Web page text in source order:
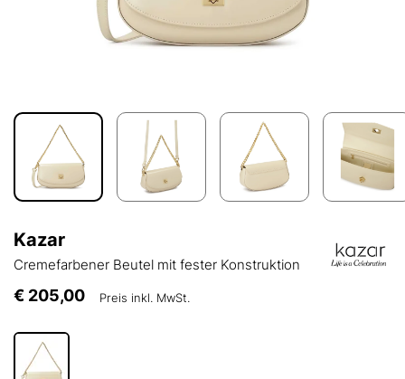
Kazar
Cremefarbener Beutel mit fester Konstruktion
€ 205,00 Preis inkl. MwSt.